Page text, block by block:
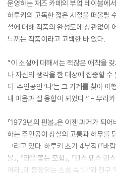
운영하는 재즈 카페의 부엌 테이블에
하루키의 고독한 젊은 시절을 떠올릴
설에 대해 작품의 완성도에 상관없이
느끼는 작품이라고 고백한 바 있다.
“이 소설에 대해서는 적잖은 애착을
나 자신의 생각을 한 대상에 집중할
다. 주인공인 ‘나’는 그 기계를 찾아
내 마음과 잘 융합이 되었다.” - 무라카
『1973년의 핀볼』은 이젠 과거가 되
하는 주인공이 상실의 고통과 허무를
그리고 있다. 하루키 초기 4부작(『바
볼』, 『양을 쫓는 모험』, 『댄스 댄스
어라』에 등장하는 소설 속 ‘나’와 친구